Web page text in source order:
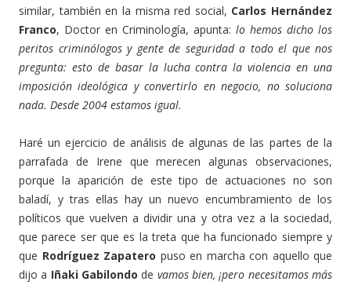
similar, también en la misma red social, Carlos Hernández
Franco, Doctor en Criminología, apunta: lo hemos dicho los
peritos criminólogos y gente de seguridad a todo el que nos
pregunta: esto de basar la lucha contra la violencia en una
imposición ideológica y convertirlo en negocio, no soluciona
nada. Desde 2004 estamos igual.
Haré un ejercicio de análisis de algunas de las partes de la
parrafada de Irene que merecen algunas observaciones,
porque la aparición de este tipo de actuaciones no son
baladí, y tras ellas hay un nuevo encumbramiento de los
políticos que vuelven a dividir una y otra vez a la sociedad,
que parece ser que es la treta que ha funcionado siempre y
que Rodríguez Zapatero puso en marcha con aquello que
dijo a Iñaki Gabilondo de vamos bien, ¡pero necesitamos más